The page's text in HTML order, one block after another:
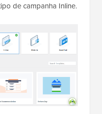
de campanha Inline.